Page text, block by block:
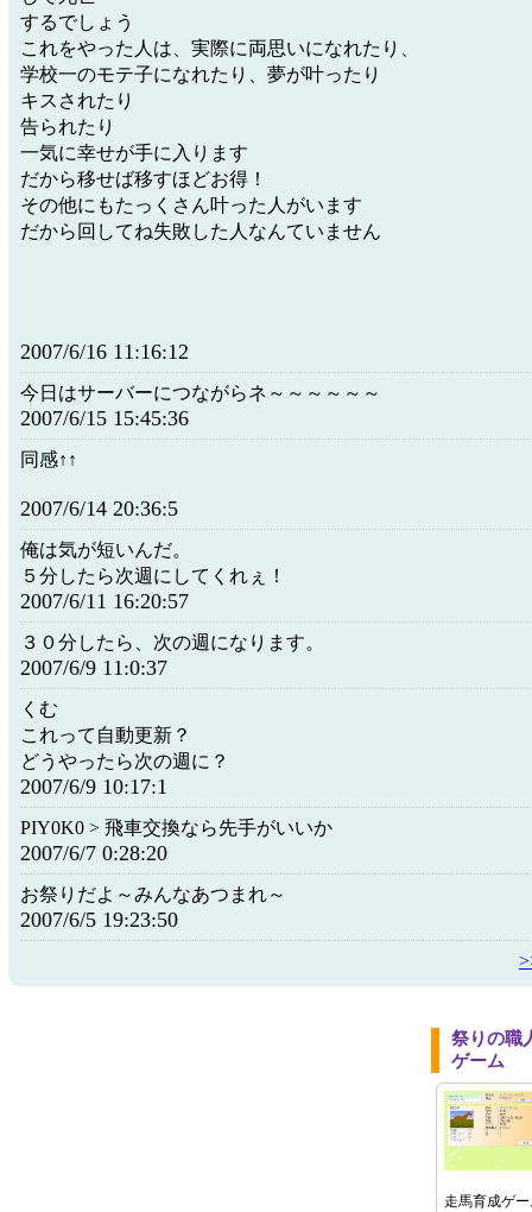
するでしょう
これをやった人は、実際に両思いになれたり、
学校一のモテ子になれたり、夢が叶ったり
キスされたり
告られたり
一気に幸せが手に入ります
だから移せば移すほどお得！
その他にもたっくさん叶った人がいます
だから回してね失敗した人なんていません
2007/6/16 11:16:12
今日はサーバーにつながらネ～～～～～～
2007/6/15 15:45:36
同感↑↑
2007/6/14 20:36:5
俺は気が短いんだ。
５分したら次週にしてくれぇ！
2007/6/11 16:20:57
３０分したら、次の週になります。
2007/6/9 11:0:37
くむ
これって自動更新？
どうやったら次の週に？
2007/6/9 10:17:1
PIY0K0 > 飛車交換なら先手がいいか
2007/6/7 0:28:20
お祭りだよ～みんなあつまれ～
2007/6/5 19:23:50
祭りの職
ゲーム
走馬育成ゲ